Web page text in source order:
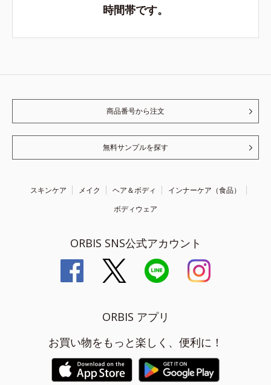
時間帯です。
商品番号から注文
無料サンプルを探す
スキンケア メイク ヘア＆ボディ
インナーケア（食品）
ボディウェア
ORBIS SNS公式アカウント
ORBIS アプリ
お買い物をもっと楽しく、便利に！